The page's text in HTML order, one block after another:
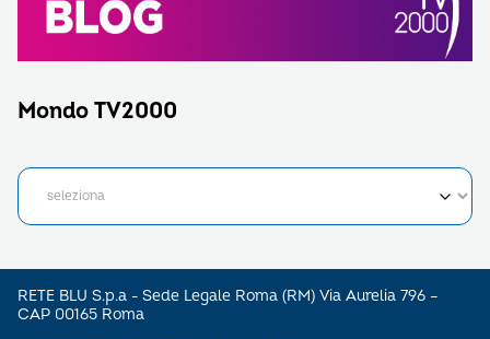
Mondo TV2000
RETE BLU S.p.a - Sede Legale Roma (RM) Via Aurelia 796 –
CAP 00165 Roma